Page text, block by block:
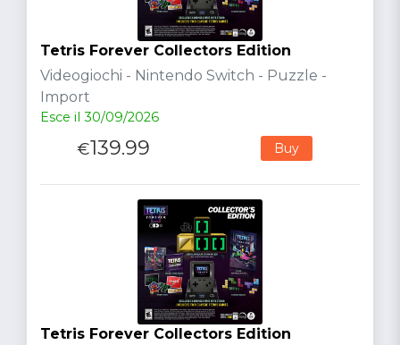
Tetris Forever Collectors Edition
Videogiochi - Nintendo Switch - Puzzle -
Import
Esce il 30/09/2026
€139.99 Buy
Tetris Forever Collectors Edition